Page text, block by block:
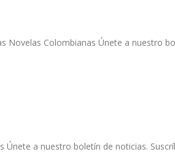
Colombianas Únete a nuestro
a nuestro boletín de noticias.